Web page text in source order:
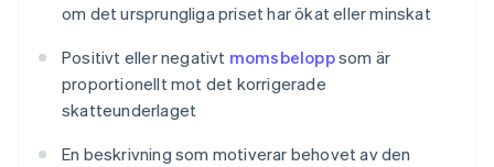
om det ursprungliga priset har ökat eller minskat
Positivt eller negativt momsbeloppsom är
proportionellt mot det korrigerade
skatteunderlaget
En beskrivning som motiverar behovet av den